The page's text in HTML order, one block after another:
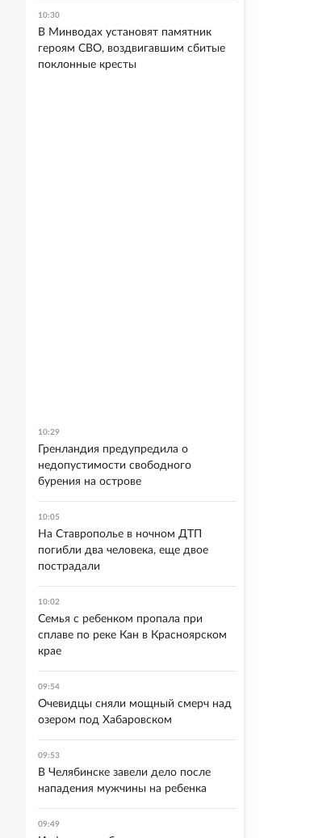
10:30
В Минводах установят памятник
героям СВО, воздвигавшим сбитые
поклонные кресты
10:29
Гренландия предупредила о
недопустимости свободного
бурения на острове
10:05
На Ставрополье в ночном ДТП
погибли два человека, еще двое
пострадали
10:02
Семья с ребенком пропала при
сплаве по реке Кан в Красноярском
крае
09:54
Очевидцы сняли мощный смерч над
озером под Хабаровском
09:53
В Челябинске завели дело после
нападения мужчины на ребенка
09:49